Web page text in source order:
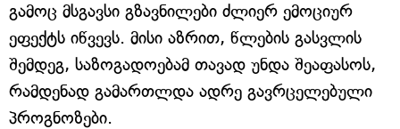
გამოც მსგავსი გზავნილები ძლიერ ემოციურ
ეფექტს იწვევს. მისი აზრით, წლების გასვლის
შემდეგ, საზოგადოებამ თავად უნდა შეაფასოს,
რამდენად გამართლდა ადრე გავრცელებული
პროგნოზები.